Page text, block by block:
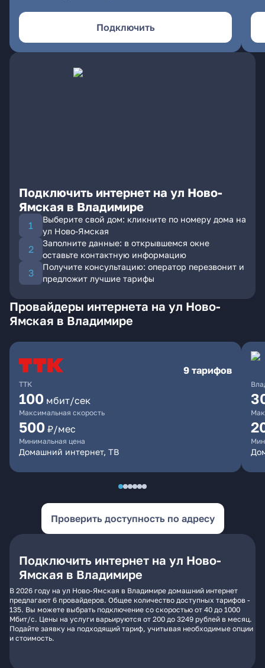
Подключить
Подключить интернет на ул Ново-
Ямская в Владимире
Выберите свой дом: кликните по номеру дома на
ул Ново-Ямская
Заполните данные: в открывшемся окне
оставьте контактную информацию
Получите консультацию: оператор перезвонит и
предложит лучшие тарифы
Провайдеры интернета на ул Ново-
Ямская в Владимире
ТТК
9 тарифов
100 мбит/сек
Максимальная скорость
500 ₽/мес
Минимальная цена
Домашний интернет, ТВ
Проверить доступность по адресу
Подключить интернет на ул Ново-
Ямская в Владимире
В 2026 году на ул Ново-Ямская в Владимире домашний интернет
предлагают 6 провайдеров. Общее количество доступных тарифов -
135. Вы можете выбрать подключение со скоростью от 40 до 1000
Мбит/с. Цены на услуги варьируются от 200 до 3249 рублей в месяц.
Подайте заявку на подходящий тариф, учитывая необходимые опции
и стоимость.